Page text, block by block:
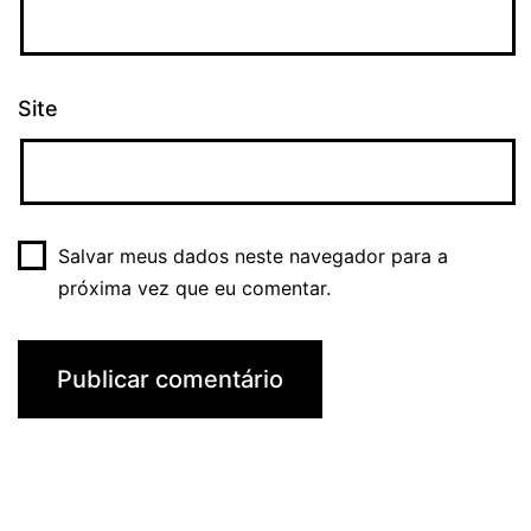
Site
Salvar meus dados neste navegador para a
próxima vez que eu comentar.